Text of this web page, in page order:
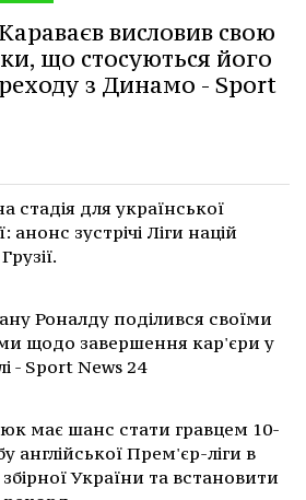
висловив свою
що стосуються його
з Динамо - Sport
стадія для української
анонс зустрічі Ліги націй
Роналду поділився своїми
щодо завершення кар'єри у
- Sport News 24
має шанс стати гравцем 10-
англійської Прем'єр-ліги в
збірної України та встановити